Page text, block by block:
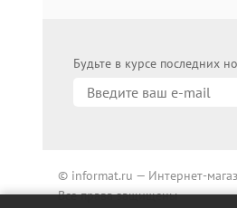
Будьте в курсе последних
© informat.ru — Интернет-
Все права защищены